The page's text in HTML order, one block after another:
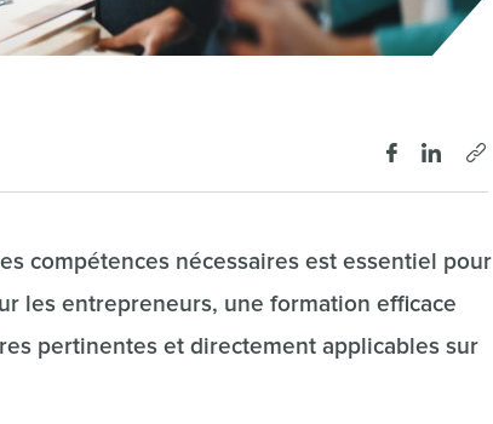
compétences nécessaires est essentiel pour
les entrepreneurs, une formation efficace
pertinentes et directement applicables sur